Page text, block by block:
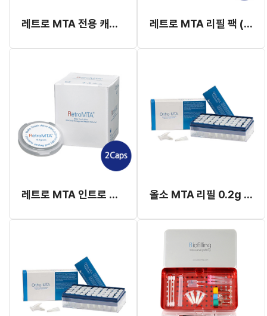
레트로 MTA 전용 캐리어 (아말감 캐리어) 레트로 MTA 리필 팩 (0.3g x 8Caps)
레트로 MTA 인트로 팩 (0.3g x 2Caps) 올소 MTA 리필 0.2g x 20vials (#242539)